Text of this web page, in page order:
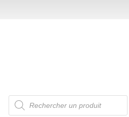
Recherche
de
produits